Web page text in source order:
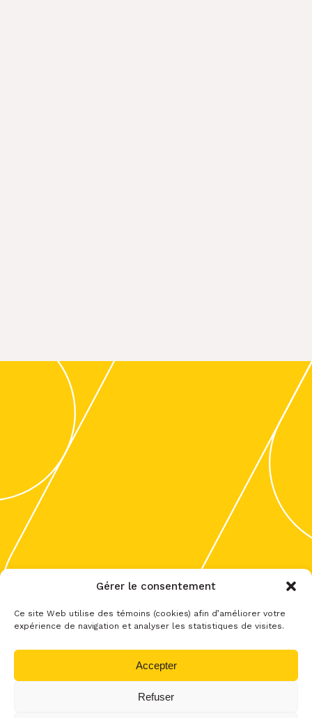
Gérer le consentement
Ce site Web utilise des témoins (cookies) afin d’améliorer votre
expérience de navigation et analyser les statistiques de visites.
Accepter
Refuser